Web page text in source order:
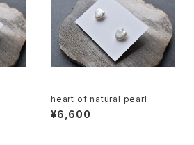
heart of natural pearl
¥6,600